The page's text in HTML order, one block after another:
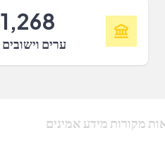
1,268
ערים וישובים
מקורות מידע אמינים